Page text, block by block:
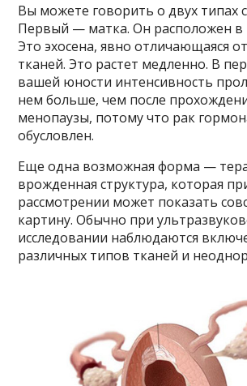
Вы можете говорить о двух типах
Первый — матка. Он расположен в
Это эхосена, явно отличающаяся
тканей. Это растет медленно. В
вашей юности интенсивность
нем больше, чем после
менопаузы, потому что рак
обусловлен.
Еще одна возможная форма —
врожденная структура, которая
рассмотрении может показать
картину. Обычно при
исследовании наблюдаются
различных типов тканей и